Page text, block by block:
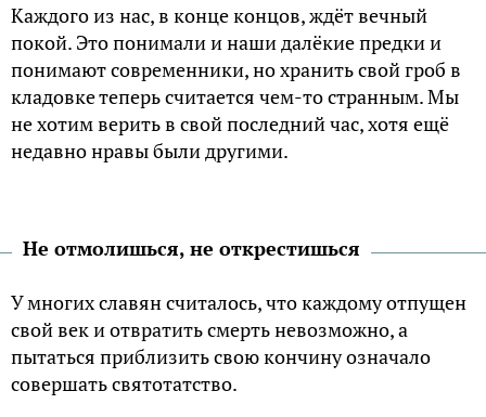
Каждого из нас, в конце концов, ждёт вечный
покой. Это понимали и наши далёкие предки и
понимают современники, но хранить свой гроб в
кладовке теперь считается чем-то странным. Мы
не хотим верить в свой последний час, хотя ещё
недавно нравы были другими.
Не отмолишься, не открестишься
У многих славян считалось, что каждому отпущен
свой век и отвратить смерть невозможно, а
пытаться приблизить свою кончину означало
совершать святотатство.